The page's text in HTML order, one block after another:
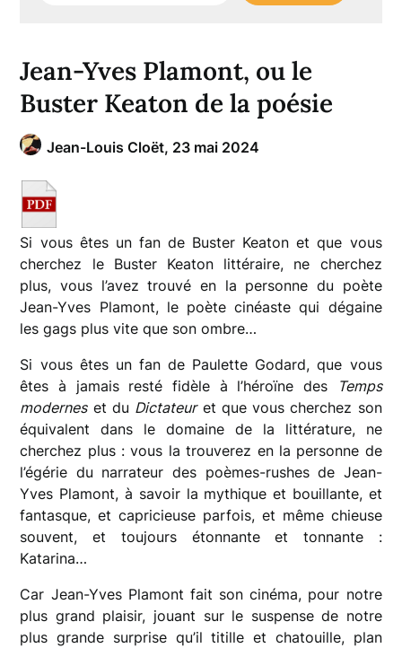
Jean-Yves Plamont, ou le
Buster Keaton de la poésie
Jean-Louis Cloët, 23 mai 2024
Si vous êtes un fan de Buster Keaton et que vous
cherchez le Buster Keaton littéraire, ne cherchez
plus, vous l’avez trouvé en la personne du poète
Jean-Yves Plamont, le poète cinéaste qui dégaine
les gags plus vite que son ombre…
Si vous êtes un fan de Paulette Godard, que vous
êtes à jamais resté fidèle à l’héroïne des
Temps
moderneset du Dictateuret que vous cherchez son
équivalent dans le domaine de la littérature, ne
cherchez plus : vous la trouverez en la personne de
l’égérie du narrateur des poèmes-rushes de Jean-
Yves Plamont, à savoir la mythique et bouillante, et
fantasque, et capricieuse parfois, et même chieuse
souvent, et toujours étonnante et tonnante :
Katarina…
Car Jean-Yves Plamont fait son cinéma, pour notre
plus grand plaisir, jouant sur le suspense de notre
plus grande surprise qu’il titille et chatouille, plan